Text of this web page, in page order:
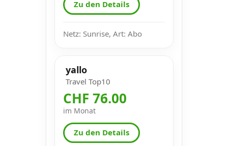
Zu den Details
Netz: Sunrise, Art: Abo
yallo
Travel Top10
CHF 76.00
im Monat
Zu den Details